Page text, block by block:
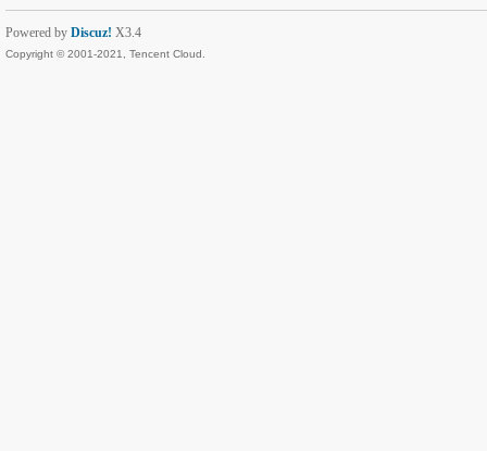
Powered by Discuz! X3.4
Copyright © 2001-2021, Tencent Cloud.